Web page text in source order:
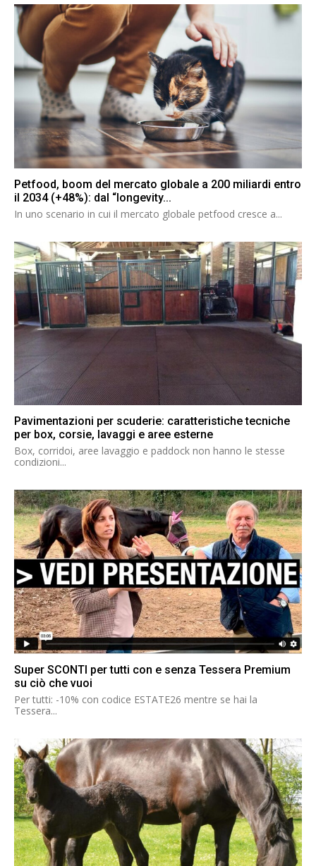
Petfood, boom del mercato globale a 200 miliardi entro
il 2034 (+48%): dal “longevity...
In uno scenario in cui il mercato globale petfood cresce a...
Pavimentazioni per scuderie: caratteristiche tecniche
per box, corsie, lavaggi e aree esterne
Box, corridoi, aree lavaggio e paddock non hanno le stesse
condizioni...
Super SCONTI per tutti con e senza Tessera Premium
su ciò che vuoi
Per tutti: -10% con codice ESTATE26 mentre se hai la
Tessera...